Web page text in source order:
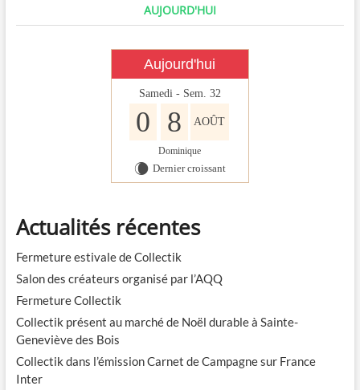
AUJOURD'HUI
Aujourd'hui
Samedi - Sem. 32
0 8 AOÛT
Dominique
W Dernier croissant
Actualités récentes
Fermeture estivale de Collectik
Salon des créateurs organisé par l’AQQ
Fermeture Collectik
Collectik présent au marché de Noël durable à Sainte-
Geneviève des Bois
Collectik dans l’émission Carnet de Campagne sur France
Inter